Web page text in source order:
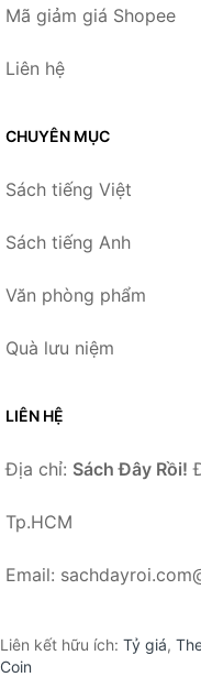
Mã giảm giá Shopee
Liên hệ
CHUYÊN MỤC
Sách tiếng Việt
Sách tiếng Anh
Văn phòng phẩm
Quà lưu niệm
LIÊN HỆ
Địa chỉ: Sách Đây Rồi!
Tp.HCM
Email:
Liên kết hữu ích: Tỷ giá,
Coin